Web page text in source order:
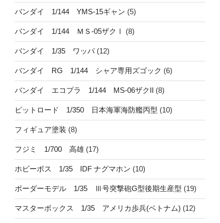
バンダイ 1/144 YMS-15ギャン (5)
バンダイ 1/144 ＭＳ-05ザクⅠ (8)
バンダイ 1/35 ワッパ(12)
バンダイ RG 1/144 シャア専用ズゴック (6)
バンダイ エコプラ 1/144 MS-06ザクII (8)
ピットロード 1/350 日本海軍海防艦丙型 (10)
フィギュア塗装 (8)
フジミ 1/700 高雄 (17)
ホビーボス 1/35 IDF ナグマホン (10)
ボーダーモデル 1/35 Ⅲ号突撃砲G型後期生産型 (19)
マスターボックス 1/35 アメリカ歩兵(ベトナム) (12)